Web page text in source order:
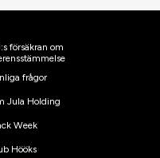
försäkran om
frågor
Jula Holding
Week
Hööks